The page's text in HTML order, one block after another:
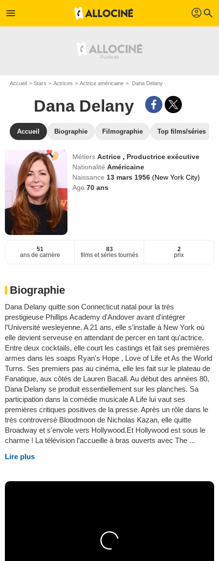
menu profil search
Accueil Stars Actrices Actrice américaine Dana Delany
Dana Delany
Accueil Biographie Filmographie Top films/séries
MétiersActrice , Productrice exécutive
NationalitéAméricaine
Naissance 13 mars 1956(New York City)
Age70 ans
51
ans de carrière
83
films et séries tournés
2
prix
Biographie
Dana Delany quitte son Connecticut natal pour la très
prestigieuse Phillips Academy d'Andover avant d'intégrer
l’Université wesleyenne. A 21 ans, elle s’installe à New York où
elle devient serveuse en attendant de percer en tant qu’actrice.
Entre deux cocktails, elle court les castings et fait ses premières
armes dans les soaps Ryan's Hope , Love of Life et As the World
Turns. Ses premiers pas au cinéma, elle les fait sur le plateau de
Fanatique, aux côtés de Lauren Bacall. Au début des années 80,
Dana Delany se produit essentiellement sur les planches. Sa
participation dans la comédie musicale A Life lui vaut ses
premières critiques positives de la presse. Après un rôle dans le
très controversé Bloodmoon de Nicholas Kazan, elle quitte
Broadway et s'envole vers Hollywood.Et Hollywood est sous le
charme ! La télévision l’accueille à bras ouverts avec The ...
Lire plus